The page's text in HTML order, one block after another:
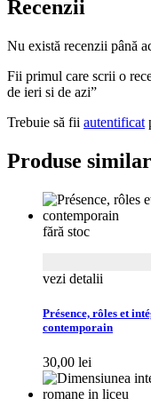
Recenzii
Nu există recenzii până
Fii primul care scrii o
de ieri si de azi”
Trebuie să fii autentificat
Produse
fără stoc
vezi detalii
Présence, rôles et
contemporain
30,00 lei